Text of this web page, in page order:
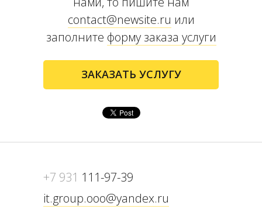
contact@newsite.ru или
заполните форму заказа услуги
ЗАКАЗАТЬ УСЛУГУ
+7 931 111-97-39
it.group.ooo@yandex.ru